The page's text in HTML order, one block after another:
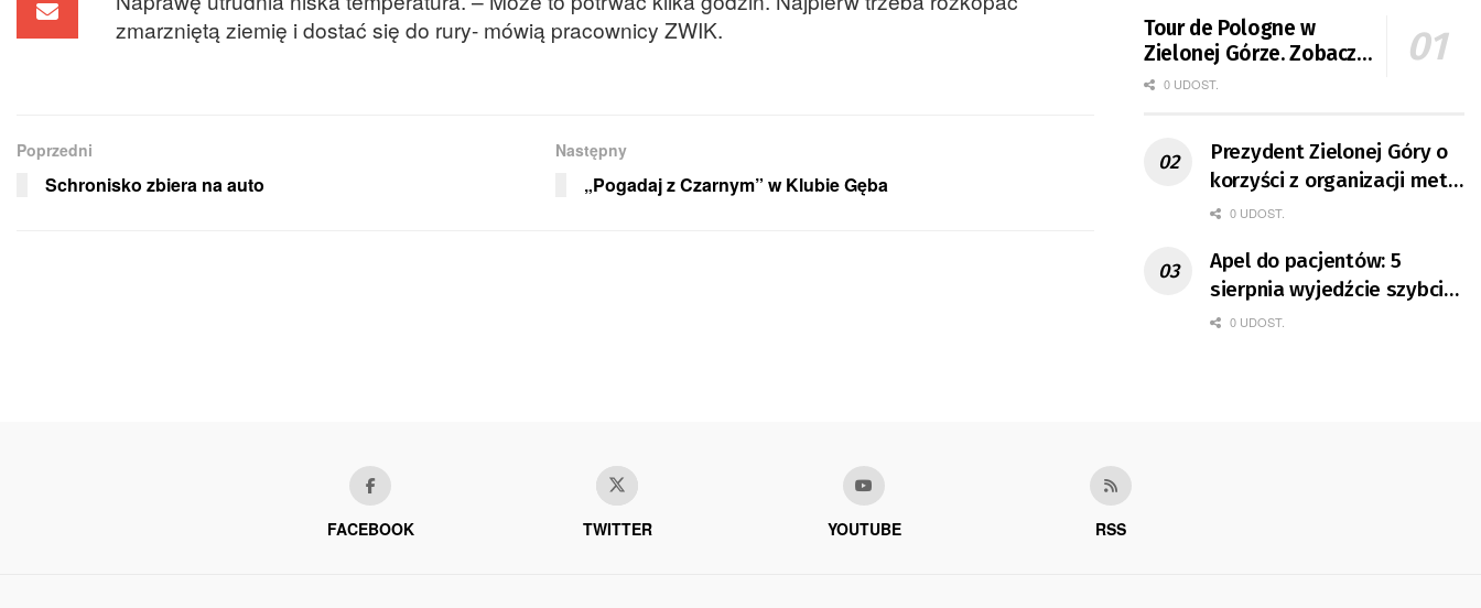
zmarzniętą ziemię i dostać się do rury- mówią pracownicy ZWIK.
Poprzedni
Schronisko zbiera na auto
Następny
„Pogadaj z Czarnym” w Klubie Gęba
Tour de Pologne w
Zielonej Górze. Zobacz
zmiany w organizacji
0 UDOST.
Prezydent Zielonej Góry o
korzyści z organizacji mety
Tour de Pologne
0 UDOST.
Apel do pacjentów: 5
sierpnia wyjedźcie szybciej
z domów
0 UDOST.
FACEBOOK TWITTER YOUTUBE RSS